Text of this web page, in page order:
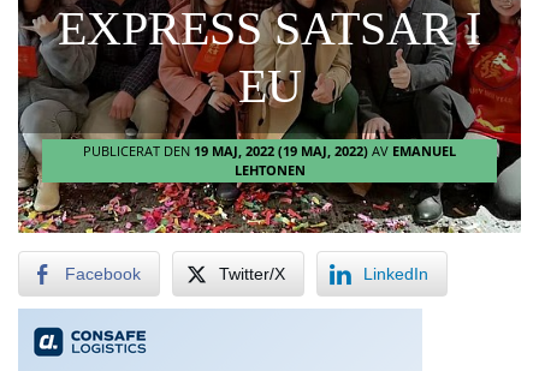
EXPRESS SATSAR I
EU
PUBLICERAT DEN 19 MAJ, 2022 (19 MAJ, 2022) AV EMANUEL
LEHTONEN
Facebook Twitter/X LinkedIn